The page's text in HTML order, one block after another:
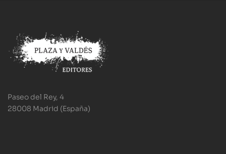
Paseo del Rey, 4
28008 Madrid (España)